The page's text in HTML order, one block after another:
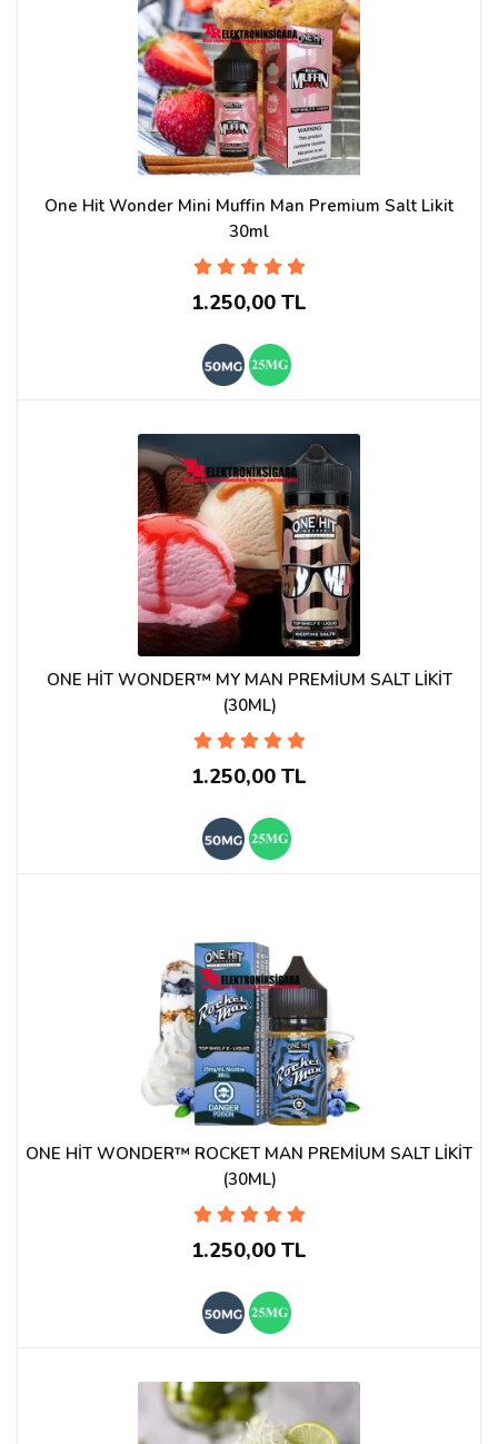
One Hit Wonder Mini Muffin Man Premium Salt Likit
30ml
1.250,00 TL
ONE HİT WONDER™ MY MAN PREMİUM SALT LİKİT
(30ML)
1.250,00 TL
ONE HİT WONDER™ ROCKET MAN PREMİUM SALT LİKİT
(30ML)
1.250,00 TL